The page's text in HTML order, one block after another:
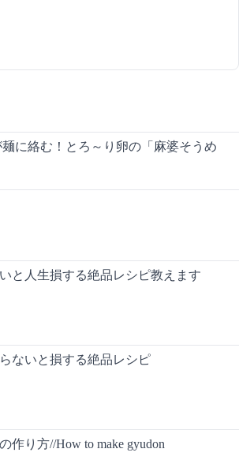
に絡む！とろ～り卵の「麻婆そうめ
と人生損する絶品レシピ教えます
ないと損する絶品レシピ
作り方//How to make gyudon